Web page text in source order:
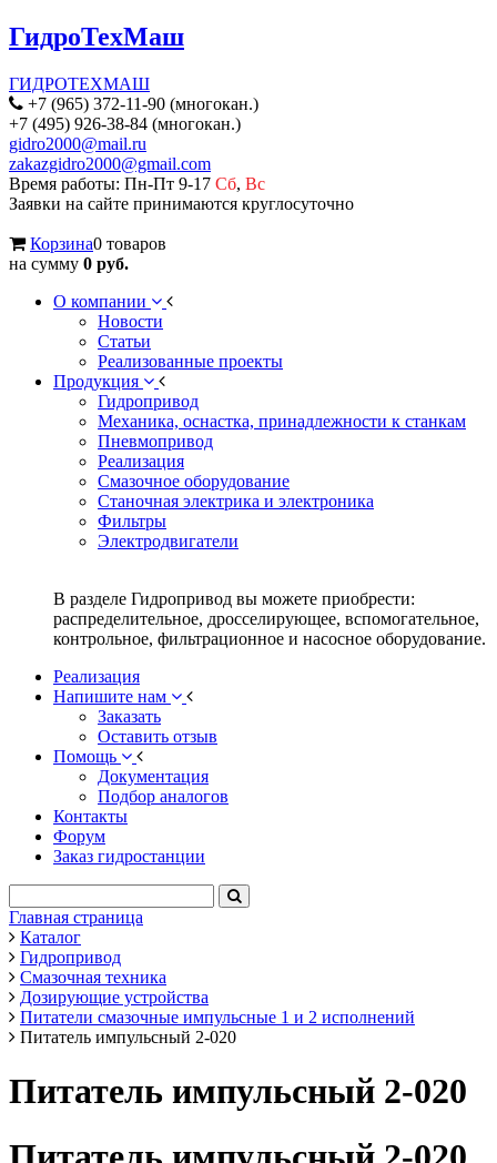
ГидроТехМаш
ГИДРОТЕХМАШ
+7 (965) 372-11-90 (многокан.)
+7 (495) 926-38-84 (многокан.)
gidro2000@mail.ru
zakazgidro2000@gmail.com
Время работы: Пн-Пт 9-17 Сб, Вс
Заявки на сайте принимаются круглосуточно
Корзина0 товаров
на сумму 0 руб.
О компании
Новости
Статьи
Реализованные проекты
Продукция
Гидропривод
Механика, оснастка, принадлежности к станкам
Пневмопривод
Реализация
Смазочное оборудование
Станочная электрика и электроника
Фильтры
Электродвигатели
В разделе Гидропривод вы можете приобрести:
распределительное, дросселирующее, вспомогательное,
контрольное, фильтрационное и насосное оборудование.
Реализация
Напишите нам
Заказать
Оставить отзыв
Помощь
Документация
Подбор аналогов
Контакты
Форум
Заказ гидростанции
Главная страница
Каталог
Гидропривод
Смазочная техника
Дозирующие устройства
Питатели смазочные импульсные 1 и 2 исполнений
Питатель импульсный 2-020
Питатель импульсный 2-020